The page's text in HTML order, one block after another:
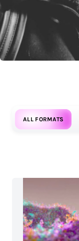
ALL FORMATS